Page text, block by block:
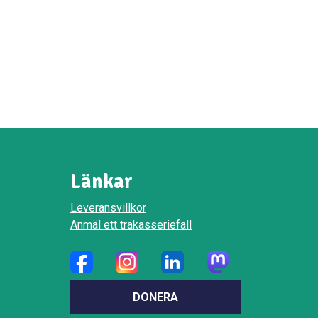
Länkar
Leveransvillkor
Anmäl ett trakasseriefall
DONERA